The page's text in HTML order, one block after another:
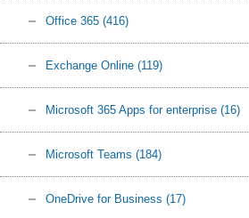
Office 365 (416)
Exchange Online (119)
Microsoft 365 Apps for enterprise (16)
Microsoft Teams (184)
OneDrive for Business (17)